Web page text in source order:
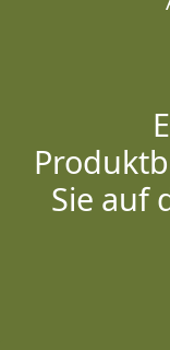
Sie auf